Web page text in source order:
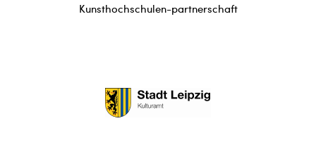
Kunsthochschulen-partnerschaft